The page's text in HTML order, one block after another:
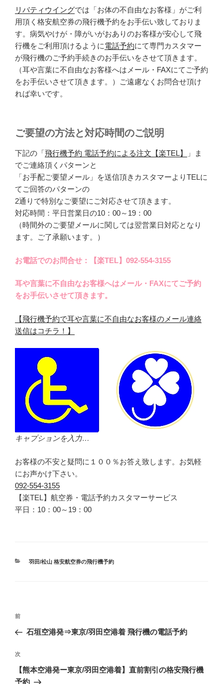
リバティウイングでは「お体の不自由なお客様」がご利
用頂く格安航空券の飛行機予約をお手伝い致しておりま
す。病気やけが・障がいがおありのお客様が安心して飛
行機をご利用頂けるように電話予約にて専門カスタマー
が飛行機のご予約手続きのお手伝いをさせて頂きます。
（耳や言葉に不自由なお客様へはメール・FAXにてご予約
をお手伝いさせて頂きます。）ご遠慮なくお問合せ頂け
れば幸いです。
ご要望の方法と対応時間のご説明
下記の「飛行機予約 電話予約による注文【楽TEL】
」ま
でご連絡頂くパターンと
「お手配ご要望メール」を送信頂きカスタマーよりTELに
てご回答のパターンの
2通りで特別なご要望にご対応させて頂きます。
対応時間：平日営業日の10：00～19：00
（時間外のご要望メールに関しては翌営業日対応となり
ます。ご了承願います。）
お電話でのお問合せ：【楽TEL】092-554-3155
耳や言葉に不自由なお客様へはメール・FAXにてご予約
をお手伝いさせて頂きます。
【飛行機予約で耳や言葉に不自由なお客様のメール連絡
送信はコチラ！】
キャプションを入力…
お客様の不安と疑問に１００％お答え致します。お気軽
にお声かけ下さい。
092-554-3155
【楽TEL】航空券・電話予約カスタマーサービス
平日：10：00～19：00
カ
羽田/松山 格安航空券の飛行機予約
投
ナ
ビ
ゲ
ー
前
の
稿
前
石垣空港発⇒東京/羽田空港着 飛行機の電話予約
次
の
投
次
【熊本空港発ー東京/羽田空港着】直前割引の格安飛行機
予約